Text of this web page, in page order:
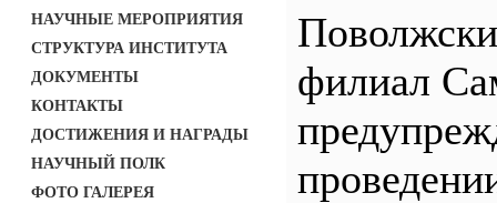
НАУЧНЫЕ МЕРОПРИЯТИЯ
СТРУКТУРА ИНСТИТУТА
ДОКУМЕНТЫ
КОНТАКТЫ
ДОСТИЖЕНИЯ И НАГРАДЫ
НАУЧНЫЙ ПОЛК
ФОТО ГАЛЕРЕЯ
филиал